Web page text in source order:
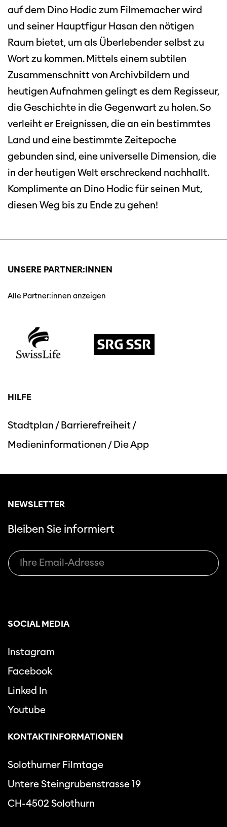
nicht optimal dargestellt. Bitte
auf dem Dino Hodic zum Filmemacher wird
und seiner Hauptfigur Hasan den nötigen
Raum bietet, um als Überlebender selbst zu
Wort zu kommen. Mittels einem subtilen
Zusammenschnitt von Archivbildern und
heutigen Aufnahmen gelingt es dem Regisseur,
die Geschichte in die Gegenwart zu holen. So
verleiht er Ereignissen, die an ein bestimmtes
Land und eine bestimmte Zeitepoche
gebunden sind, eine universelle Dimension, die
in der heutigen Welt erschreckend nachhallt.
Komplimente an Dino Hodic für seinen Mut,
diesen Weg bis zu Ende zu gehen!
UNSERE PARTNER:INNEN
Alle Partner:innen anzeigen
HILFE
Stadtplan /Barrierefreiheit/
Medieninformationen /Die App
NEWSLETTER
Bleiben Sie informiert
SOCIAL MEDIA
Instagram
Facebook
Linked In
Youtube
KONTAKTINFORMATIONEN
Solothurner Filmtage
Untere Steingrubenstrasse 19
CH-4502 Solothurn